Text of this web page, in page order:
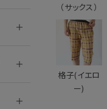
（サックス）
格子(イエロ
ー)